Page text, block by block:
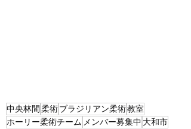
中央林間 柔術ブラジリアン柔術教室
ホーリー柔術チーム メンバー募集中 大和市